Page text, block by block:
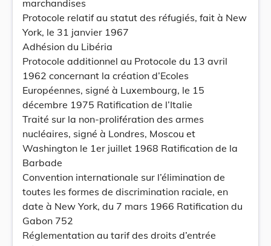
marchandises
Protocole relatif au statut des réfugiés, fait à New
York, le 31 janvier 1967
Adhésion du Libéria
Protocole additionnel au Protocole du 13 avril
1962 concernant la création d’Ecoles
Européennes, signé à Luxembourg, le 15
décembre 1975 Ratification de l’Italie
Traité sur la non-prolifération des armes
nucléaires, signé à Londres, Moscou et
Washington le 1er juillet 1968 Ratification de la
Barbade
Convention internationale sur l’élimination de
toutes les formes de discrimination raciale, en
date à New York, du 7 mars 1966 Ratification du
Gabon 752
Réglementation au tarif des droits d’entrée